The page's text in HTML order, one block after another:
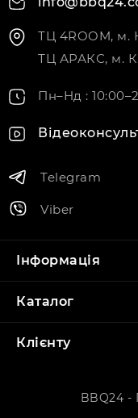
ТЦ 4ROOM, м.
ТЦ АРАКС, м.
Пн–Нд :
Telegram
Viber
Інформація
Каталог
Клієнту
BBQ24 -